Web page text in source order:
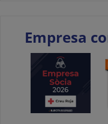
Empresa